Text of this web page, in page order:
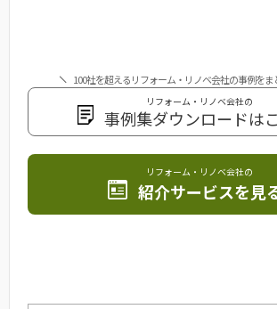
100社を超えるリフォーム・リノベ会社の事例をま
リフォーム・リノベ会社の
事例集ダウンロードは
リフォーム・リノベ会社の
紹介サービスを見